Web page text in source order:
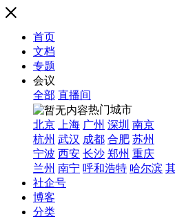
首页
文档
专题
会议
全部 直播间
热门城市
北京
上海 广州 深圳 南京
杭州 武汉 成都 合肥 苏州
宁波 西安 长沙 郑州 重庆
兰州 南宁 呼和浩特 哈尔滨
社企号
博客
分类